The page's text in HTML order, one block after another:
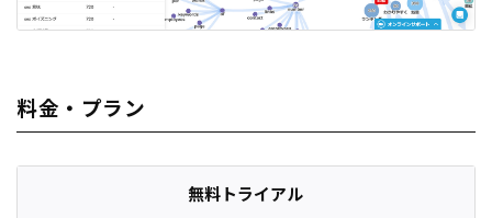
料金・プラン
無料トライアル